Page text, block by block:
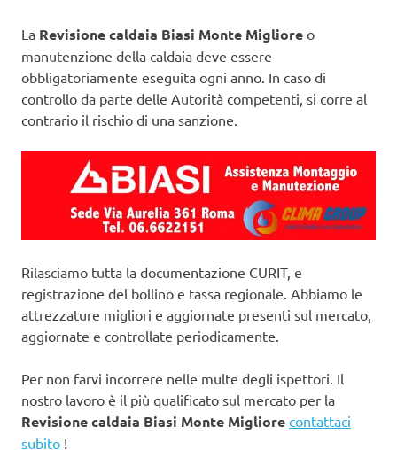
La Revisione caldaia Biasi Monte Migliore o
manutenzione della caldaia deve essere
obbligatoriamente eseguita ogni anno. In caso di
controllo da parte delle Autorità competenti, si corre al
contrario il rischio di una sanzione.
Rilasciamo tutta la documentazione CURIT, e
registrazione del bollino e tassa regionale. Abbiamo le
attrezzature migliori e aggiornate presenti sul mercato,
aggiornate e controllate periodicamente.
Per non farvi incorrere nelle multe degli ispettori. Il
nostro lavoro è il più qualificato sul mercato per la
Revisione caldaia Biasi Monte Migliore contattaci
subito !